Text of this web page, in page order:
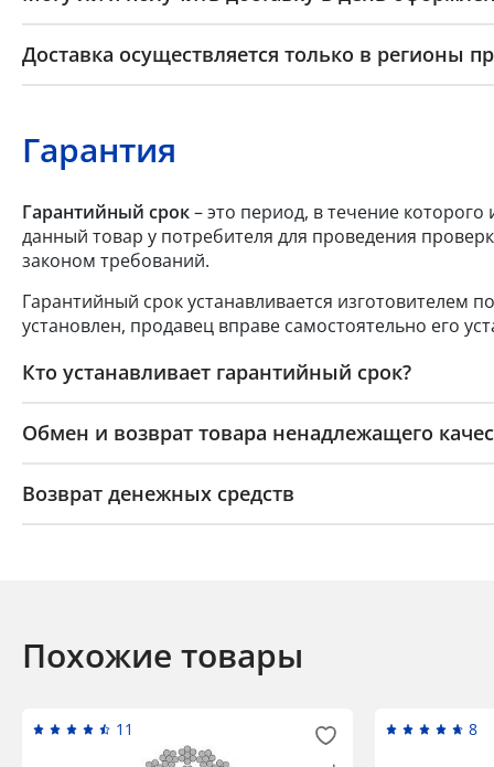
Доставка осуществляется только в регионы
Гарантия
Гарантийный срок– это период, в течение которого
данный товар у потребителя для проведения
законом требований.
Гарантийный срок устанавливается изготовителем
установлен, продавец вправе самостоятельно его
Кто устанавливает гарантийный срок?
Обмен и возврат товара ненадлежащего
Возврат денежных средств
Похожие товары
11 8